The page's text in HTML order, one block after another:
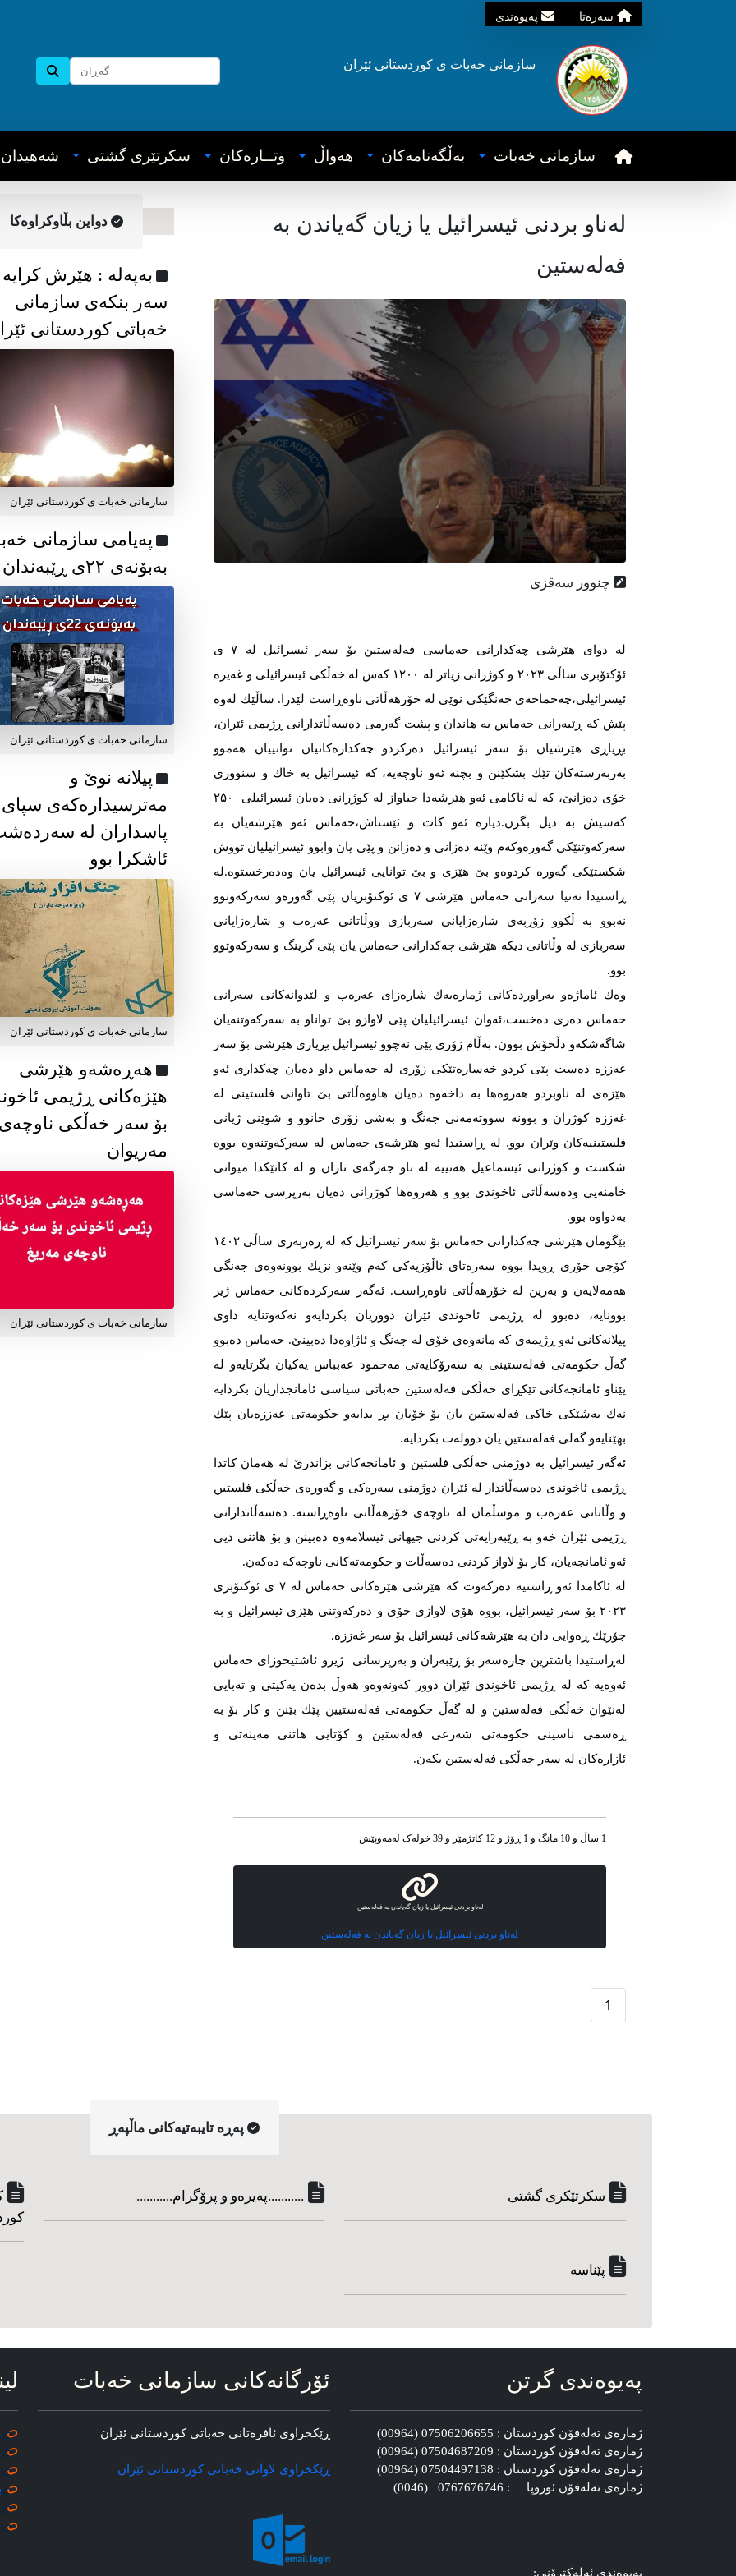
سه‌ره‌تا په‌یوه‌ندی
سازمانی خه‌بات ی کوردستانی ئێران
سازمانی خه‌بات به‌ڵگه‌نامه‌کان هه‌واڵ وتــاره‌کان سکرتێری گشتی شه‌هیدان
لەناو بردنی ئیسرائیل یا زیان گەیاندن بە
فەلەستین
چنوور سەقزی
لە دوای هێرشی چەكدارانی حەماسی فەلەستین بۆ سەر ئیسرائیل لە ۷ ی
ئۆكتۆبری ساڵی ۲۰۲۳ و كوژرانی زیاتر لە ۱۲۰۰ كەس لە خەڵكی ئیسرائیلی و غەیرە
ئیسرائیلی،چەخماخەی جەنگێكی نوێی لە خۆرهەڵاتی ناوەڕاست لێدرا. ساڵێك لەوە
پێش كە ڕێبەرانی حەماس بە هاندان و پشت گەرمی دەسەڵاتدارانی ڕژیمی ئێران،
بڕیاڕی هێرشیان بۆ سەر ئیسرائیل دەركردو چەكدارەكانیان توانییان هەموو
بەربەرستەكان تێك بشكێنن و بچنە ئەو ناوچەیە، كە ئیسرائیل بە خاك و سنووری
خۆی دەزانێ‌، كە لە ئاكامی ئەو هێرشەدا جیاواز لە كوژرانی دەیان ئیسرائیلی ۲۵۰
كەسیش بە دیل بگرن.دیارە ئەو كات و ئێستاش،حەماس ئەو هێرشەیان بە
سەركەوتنێكی گەورەوكەم وێنە دەزانی و دەزانن و پێی یان وابوو ئیسرائیلیان تووش
شكستێكی گەورە كردوەو بێ‌ هێزی و بێ‌ توانایی ئیسرائیل یان وەدەرخستوە.لە
ڕاستیدا تەنیا سەرانی حەماس هێرشی ۷ ی ئوكتۆبریان پێی گەورەو سەركەوتوو
نەبوو بە ڵكوو زۆربەی شارەزایانی سەربازی ووڵاتانی عەرەب و شارەزایانی
سەربازی لە وڵاتانی دیكە هێرشی چەكدارانی حەماس یان پێی گرینگ و سەركەوتوو
بوو.
وەك ئاماژەو بەراوردەكانی ژمارەیەك شارەزای عەرەب و لێدوانەكانی سەرانی
حەماس دەری دەخست،ئەوان ئیسرائیلیان پێی لاوازو بێ‌ تواناو بە سەركەوتنەیان
شاگەشكەو دڵخۆش بوون. بەڵام زۆری پێی نەچوو ئیسرائیل بڕیاری هێرشی بۆ سەر
غەززە دەست پێی كردو خەسارەتێكی زۆری لە حەماس داو دەیان چەكداری ئەو
هێزەی لە ناوبردو هەروەها بە داخەوە دەیان هاووەڵاتی بێ‌ تاوانی فلستینی لە
غەززە كوژران و بوونە سووتەمەنی جەنگ و بەشی زۆری خانوو و شوێنی ژیانی
فلستینیەكان وێران بوو. لە ڕاستیدا ئەو هێرشەی حەماس لە سەركەوتنەوە بووە
شكست و كوژرانی ئیسماعیل هەنییە لە ناو جەرگەی تاران و لە كاتێكدا میوانی
خامنەیی ودەسەڵاتی ئاخوندی بوو و هەروەها كوژرانی دەیان بەرپرسی حەماسی
بەدواوە بوو.
بێگومان هێرشی چەكدارانی حەماس بۆ سەر ئیسرائیل كە لە ڕەزبەری ساڵی ۱٤۰۲
كۆچی خۆری ڕویدا بووە سەرەتای ئاڵۆزیەكی كەم وێنەو نزیك بوونەوەی جەنگی
هەمەلایەن و بەرین لە خۆرهەڵاتی ناوەڕاست. ئەگەر سەركردەكانی حەماس ژیر
بوونایە، دەبوو لە ڕژیمی ئاخوندی ئێران دووریان بكردایەو نەكەوتنایە داوی
پیلانەكانی ئەو ڕژیمەی كە مانەوەی خۆی لە جەنگ و ئاژاوەدا دەبینێ‌. حەماس دەبوو
گەڵ حكومەتی فەلەستینی بە سەرۆكایەتی مەحمود عەبباس یەكیان بگرتایەو لە
پێناو ئامانجەكانی تێكڕای خەڵكی فەلەستین خەباتی سیاسی ئامانجداریان بكردایە
نەك بەشێكی خاكی فەلەستین یان بۆ خۆیان بڕ بدایەو حكومەتی غەززەیان پێك
بهێنایەو گەلی فەلەستین یان دوولەت بكردایە.
ئەگەر ئیسرائیل بە دوژمنی خەڵكی فلستین و ئامانجەكانی بزاندرێ‌ لە هەمان كاتدا
ڕژیمی ئاخوندی دەسەڵاتدار لە ئێران دوژمنی سەرەكی و گەورەی خەڵكی فلستین
و وڵاتانی عەرەب و موسڵمان لە ناوچەی خۆرهەڵاتی ناوەڕاستە. دەسەڵاتدارانی
ڕژیمی ئێران خەو بە ڕێبەرایەتی كردنی جیهانی ئیسلامەوە دەبینن و بۆ هاتنی دیی
ئەو ئامانجەیان، كار بۆ لاواز كردنی دەسەڵات و حكومەتەكانی ناوچەكە دەكەن.
لە ئاكامدا ئەو ڕاستیە دەركەوت كە هێرشی هێزەكانی حەماس لە ۷ ی ئوكتۆبری
۲۰۲۳ بۆ سەر ئیسرائیل، بووە هۆی لاوازی خۆی و دەركەوتنی هێزی ئیسرائیل و بە
جۆرێك ڕەوایی دان بە هێرشەكانی ئیسرائیل بۆ سەر غەززە.
لەڕاستیدا باشترین چارەسەر بۆ ڕێبەران و بەرپرسانی ژیرو ئاشتیخوزای حەماس
ئەوەیە كە لە ڕژیمی ئاخوندی ئێران دوور كەونەوەو هەوڵ بدەن یەكیتی و تەبایی
لەنێوان خەڵكی فەلەستین و لە گەڵ حكومەتی فەلەستیین پێك بێنن و كار بۆ بە
ڕەسمی ناسینی حكومەتی شەرعی فەلەستین و كۆتایی هاتنی مەینەتی و
ئازارەكان لە سەر خەڵكی فەلەستین بكەن.
1 ساڵ و 10 مانگ و 1 ڕۆژ و 12 کاتژمێر و 39 خوله‌ک له‌مه‌وپێش‌
لەناو بردنی ئیسرائیل یا زیان گەیاندن بە فەلەستین
لەناو بردنی ئیسرائیل یا زیان گەیاندن بە فەلەستین
1
دواین بڵاوکراوه‌کا
به‌په‌له‌ : هێرش کرایە
سەر بنکەی سازمانی
خەباتی کوردستانی
سازمانی خەبات ی کوردستانی ئێران
پەیامی سازمانی
بەبۆنەی ۲۲ی ڕێبەندان
سازمانی خەبات ی كوردستانی ئێران
پیلانە نوێ و
مەترسیدارەکەی سپای
پاسداران لە
ئاشکرا بوو
سازمانی خەبات ی كوردستانی ئێران
هەڕەشەو هێرشی
هێزەکانی ڕژیمی
بۆ سەر خەڵکی
مەریوان
سازمانی خەبات ی کوردستانی ئێران
په‌ڕه‌ تایبه‌تیه‌کانی ماڵپه‌ڕ
سکرتێکری گشتی ...........په‌یره‌و و پرۆگرام...........
پێناسه‌
په‌یوه‌ندی گرتن
ژماره‌ی ته‌له‌فۆن کوردستان : 07506206655 (00964)
ژماره‌ی ته‌له‌فۆن کوردستان : 07504687209 (00964)
ژماره‌ی ته‌له‌فۆن کوردستان : 07504497138 (00964)
ژماره‌ی ته‌له‌فۆن ئوروپا : 0767676746 (0046)
په‌یوه‌ندی ئه‌له‌کترۆنی:
ئۆرگانه‌کانی سازمانی خه‌بات
ڕێکخراوی ئافره‌تانی خه‌باتی کوردستانی ئێران
ڕێکخراوی لاوانی خه‌باتی کوردستانی ئێران